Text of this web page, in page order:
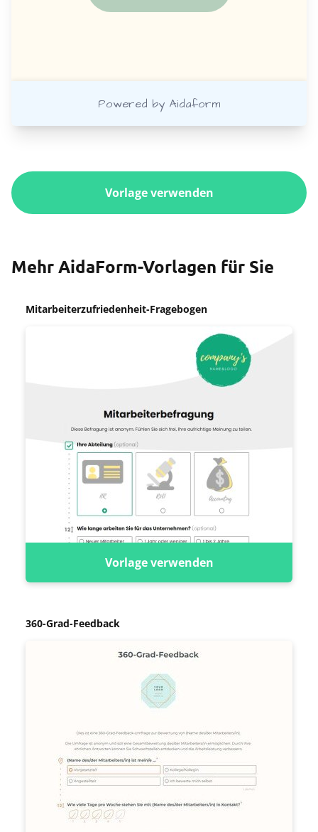
Vorlage verwenden
Mehr AidaForm-Vorlagen für Sie
Mitarbeiterzufriedenheit-Fragebogen
Vorlage verwenden
360-Grad-Feedback